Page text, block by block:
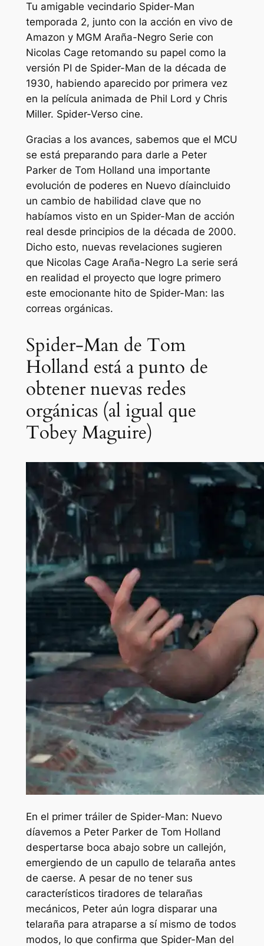
Tu amigable vecindario Spider-Man
temporada 2, junto con la acción en vivo de
Amazon y MGM Araña-NegroSerie con
Nicolas Cage retomando su papel como la
versión PI de Spider-Man de la década de
1930, habiendo aparecido por primera vez
en la película animada de Phil Lord y Chris
Miller. Spider-Versocine.
Gracias a los avances, sabemos que el MCU
se está preparando para darle a Peter
Parker de Tom Holland una importante
evolución de poderes en Nuevo díaincluido
un cambio de habilidad clave que no
habíamos visto en un Spider-Man de acción
real desde principios de la década de 2000.
Dicho esto, nuevas revelaciones sugieren
que Nicolas Cage Araña-NegroLa serie será
en realidad el proyecto que logre primero
este emocionante hito de Spider-Man: las
correas orgánicas.
Spider-Man de Tom
Holland está a punto de
obtener nuevas redes
orgánicas (al igual que
Tobey Maguire)
En el primer tráiler de Spider-Man: Nuevo
díavemos a Peter Parker de Tom Holland
despertarse boca abajo sobre un callejón,
emergiendo de un capullo de telaraña antes
de caerse. A pesar de no tener sus
característicos tiradores de telarañas
mecánicos, Peter aún logra disparar una
telaraña para atraparse a sí mismo de todos
modos, lo que confirma que Spider-Man del